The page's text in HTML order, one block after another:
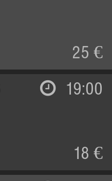
25 €
19:00
18 €